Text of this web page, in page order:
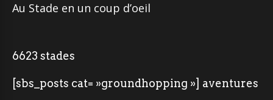
Au Stade en un coup d’oeil
6623 stades
[sbs_posts cat= »groundhopping »] aventures